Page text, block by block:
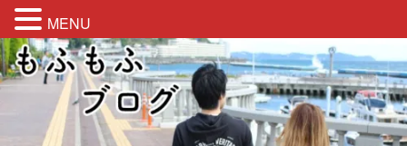
メ
イ
ン
もふもふブログ
もふもふしたブログをお届け
検
索
MENU